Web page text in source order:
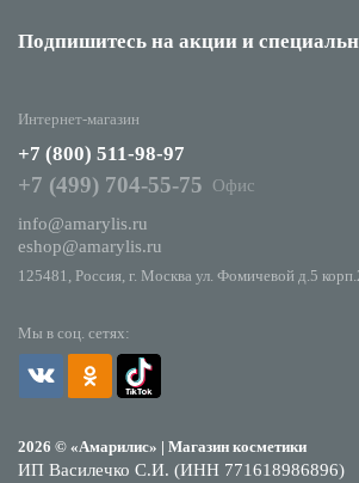
Подпишитесь на акции и
Мы в соц. сетях:
2026 © «Амарилис» | Магазин косметики
ИП Василечко С.И. (ИНН 771618986896)
Интернет-магазин
+7 (800) 511-98-97
+7 (499) 704-55-75
Офис
info@amarylis.ru
eshop@amarylis.ru
125481, Россия, г. Москва ул. Фомичевой д.5